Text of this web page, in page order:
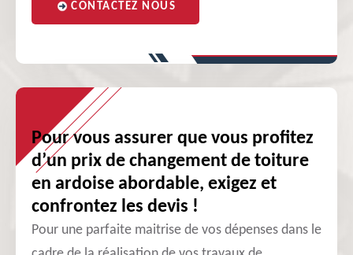
CONTACTEZ NOUS
Pour vous assurer que vous profitez
d’un prix de changement de toiture
en ardoise abordable, exigez et
confrontez les devis !
Pour une parfaite maitrise de vos dépenses dans le